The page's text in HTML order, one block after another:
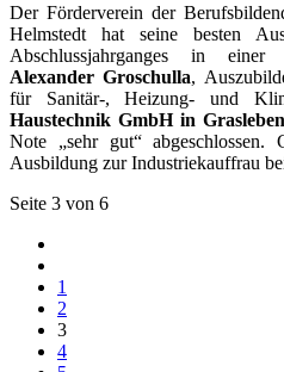
Der Förderverein der
Helmstedt hat seine besten
Abschlussjahrganges in einer
Alexander Groschulla,
für Sanitär-, Heizung- und
Haustechnik GmbH in Grasleben
Note „sehr gut“ abgeschlossen.
Ausbildung zur Industriekauffrau
Seite 3 von 6
1
2
3
4